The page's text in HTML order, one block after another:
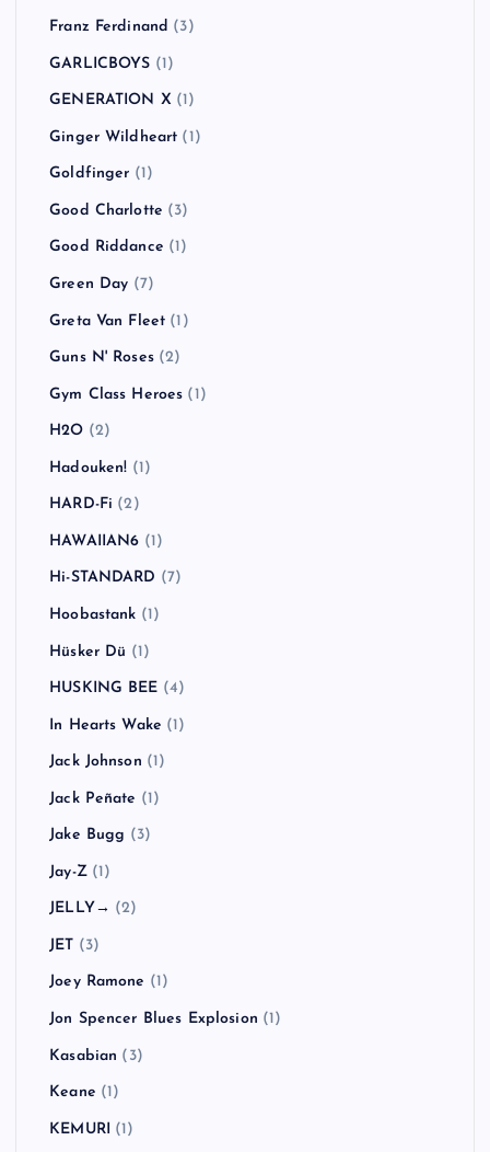
Franz Ferdinand (3)
GARLICBOYS (1)
GENERATION X (1)
Ginger Wildheart (1)
Goldfinger (1)
Good Charlotte (3)
Good Riddance (1)
Green Day (7)
Greta Van Fleet (1)
Guns N' Roses(2)
Gym Class Heroes (1)
H2O (2)
Hadouken! (1)
HARD-Fi (2)
HAWAIIAN6 (1)
Hi-STANDARD (7)
Hoobastank (1)
Hüsker Dü (1)
HUSKING BEE (4)
In Hearts Wake (1)
Jack Johnson (1)
Jack Peñate (1)
Jake Bugg (3)
Jay-Z(1)
JELLY→ (2)
JET (3)
Joey Ramone (1)
Jon Spencer Blues Explosion (1)
Kasabian (3)
Keane (1)
KEMURI (1)